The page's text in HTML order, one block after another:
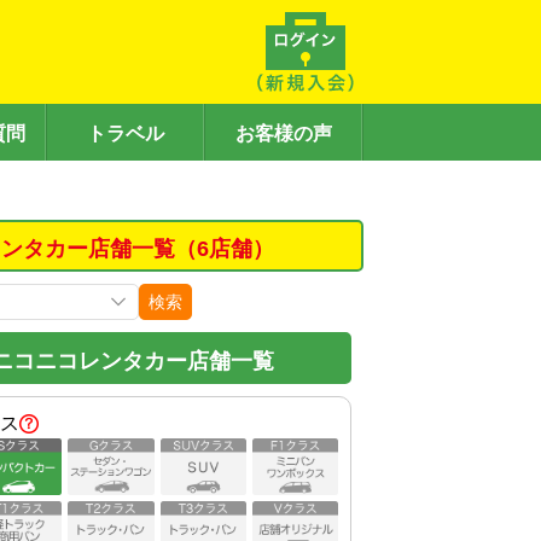
問 トラベル お客様の声
タカー店舗一覧（6店舗）
検索
コニコレンタカー店舗一覧